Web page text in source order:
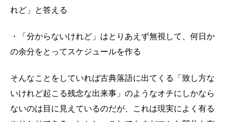
れど」と答える
・「分からないけれど」はとりあえず無視して、何日か
の余分をとってスケジュールを作る
そんなことをしていれば古典落語に出てくる「致し方な
いけれど起こる残念な出来事」のようなオチにしかなら
ないのは目に見えているのだが、これは現実によく有る